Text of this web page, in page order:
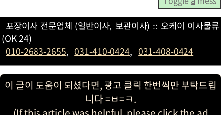
포장이사 전문업체 (일반이사, 보관이사) :: 오케이 이사물류
(OK 24)
010-2683-2655, 031-410-0424, 031-408-0424
이 글이 도움이 되셨다면, 광고 클릭 한번씩만 부탁드립
니다 =ㅂ=ㅋ.